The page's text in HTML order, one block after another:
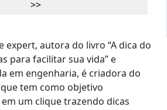
expert, autora do livro “A dica do
para facilitar sua vida” e
em engenharia, é criadora do
tem como objetivo
um clique trazendo dicas